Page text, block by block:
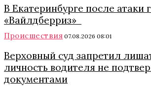
В Екатеринбурге после атаки
«Вайлдберриз»
Происшествия 07.08.2026 08:01
Верховный суд запретил
личность водителя не
документами